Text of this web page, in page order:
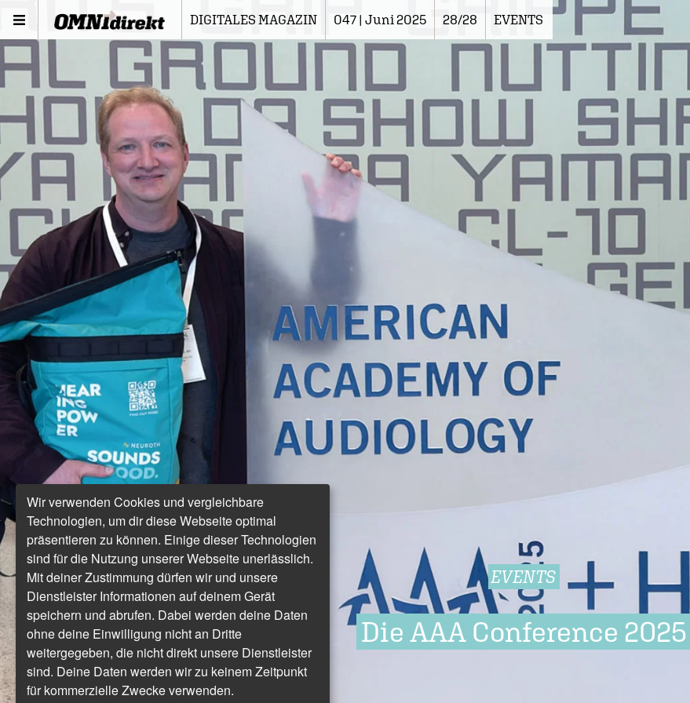
DIGITALES MAGAZIN 047 | Juni 2025 28/28 EVENTS
EVENTS
Die AAA Conference 2025
Wir verwenden Cookies und vergleichbare
Technologien, um dir diese Webseite optimal
präsentieren zu können. Einige dieser Technologien
sind für die Nutzung unserer Webseite unerlässlich.
Mit deiner Zustimmung dürfen wir und unsere
Dienstleister Informationen auf deinem Gerät
speichern und abrufen. Dabei werden deine Daten
ohne deine Einwilligung nicht an Dritte
weitergegeben, die nicht direkt unsere Dienstleister
sind. Deine Daten werden wir zu keinem Zeitpunkt
für kommerzielle Zwecke verwenden.